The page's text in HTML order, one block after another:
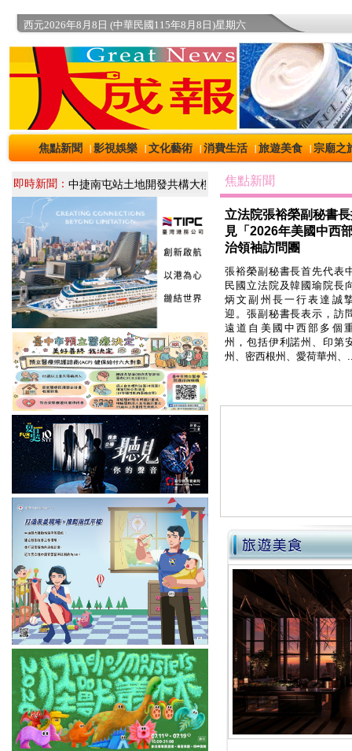
西元2026年8月8日 (中華民國115年8月8日)星期六
焦點新聞 ｜影視娛樂 ｜文化藝術 ｜消費生活 ｜旅遊美食 宗廟之
即時新聞： 焦點新聞
立法院張裕榮副秘書
見「2026年美國中西
治領袖訪問團
張裕榮副秘書長首先代表
民國立法院及韓國瑜院長
炳文副州長一行表達誠
迎。張副秘書長表示，訪
遠道自美國中西部多個
州，包括伊利諾州、印第
州、密西根州、愛荷華州、